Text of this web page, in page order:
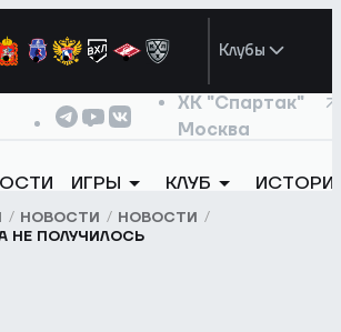
Клубы
ХК "Спартак"
Москва
ИГРЫ КЛУБ
НОВОСТИ
НОВОСТИ
НЕ ПОЛУЧИЛОСЬ